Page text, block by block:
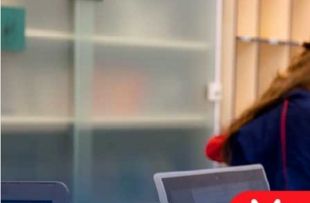
EDUCAÇÃO INFANTIL
Inglês todos os dias
MÉDIO
igh School
Dupla Diplomação